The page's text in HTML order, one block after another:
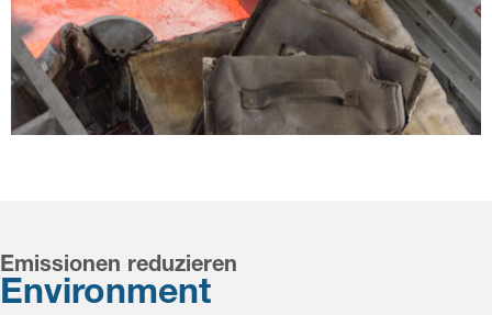
Emissionen reduzieren
Environment